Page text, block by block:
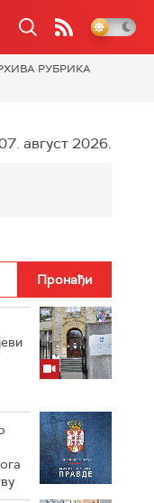
РУБРИКА
август 2026.